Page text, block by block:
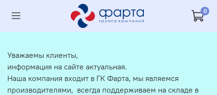
0
Уважаемы клиенты,
информация на сайте актуальная.
Наша компания входит в ГК Фарта, мы являемся
производителями, всегда поддерживаем на складе в